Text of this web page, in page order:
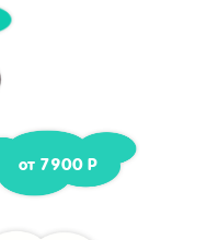
от 7900 Р